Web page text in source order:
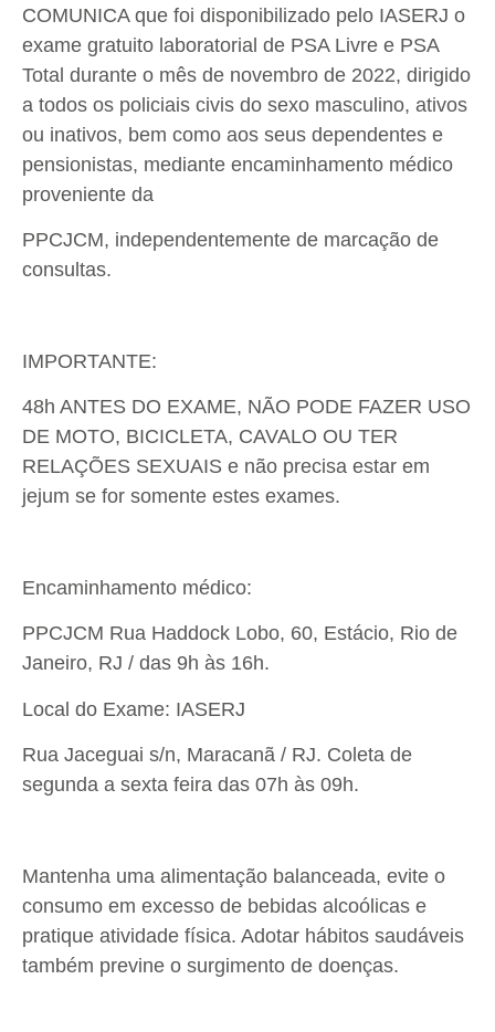
COMUNICA que foi disponibilizado pelo IASERJ o
exame gratuito laboratorial de PSA Livre e PSA
Total durante o mês de novembro de 2022, dirigido
a todos os policiais civis do sexo masculino, ativos
ou inativos, bem como aos seus dependentes e
pensionistas, mediante encaminhamento médico
proveniente da
PPCJCM, independentemente de marcação de
consultas.
IMPORTANTE:
48h ANTES DO EXAME, NÃO PODE FAZER USO
DE MOTO, BICICLETA, CAVALO OU TER
RELAÇÕES SEXUAIS e não precisa estar em
jejum se for somente estes exames.
Encaminhamento médico:
PPCJCM Rua Haddock Lobo, 60, Estácio, Rio de
Janeiro, RJ / das 9h às 16h.
Local do Exame: IASERJ
Rua Jaceguai s/n, Maracanã / RJ. Coleta de
segunda a sexta feira das 07h às 09h.
Mantenha uma alimentação balanceada, evite o
consumo em excesso de bebidas alcoólicas e
pratique atividade física. Adotar hábitos saudáveis
também previne o surgimento de doenças.